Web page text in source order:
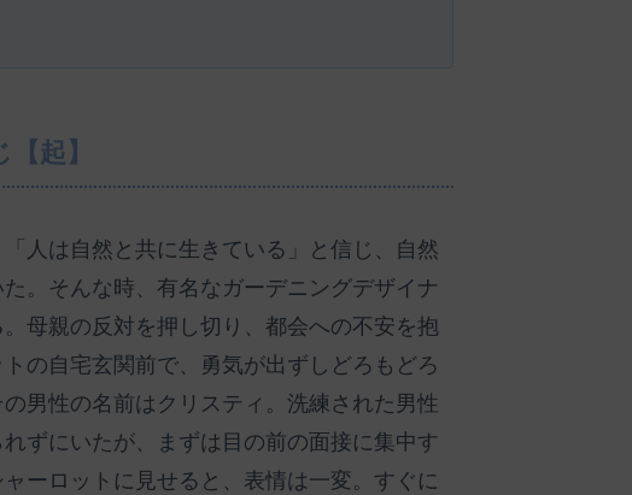
起】
人は自然と共に生きている」と信じ、自然
。そんな時、有名なガーデニングデザイナ
母親の反対を押し切り、都会への不安を抱
の自宅玄関前で、勇気が出ずしどろもどろ
男性の名前はクリスティ。洗練された男性
ずにいたが、まずは目の前の面接に集中す
ーロットに見せると、表情は一変。すぐに